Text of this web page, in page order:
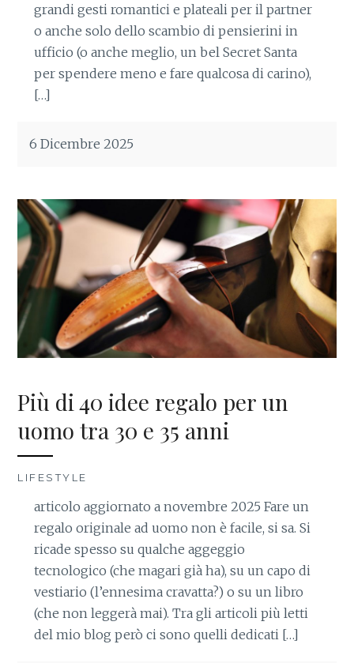
grandi gesti romantici e plateali per il partner
o anche solo dello scambio di pensierini in
ufficio (o anche meglio, un bel Secret Santa
per spendere meno e fare qualcosa di carino),
[…]
6 Dicembre 2025
Più di 40 idee regalo per un
uomo tra 30 e 35 anni
LIFESTYLE
articolo aggiornato a novembre 2025 Fare un
regalo originale ad uomo non è facile, si sa. Si
ricade spesso su qualche aggeggio
tecnologico (che magari già ha), su un capo di
vestiario (l’ennesima cravatta?) o su un libro
(che non leggerà mai). Tra gli articoli più letti
del mio blog però ci sono quelli dedicati […]